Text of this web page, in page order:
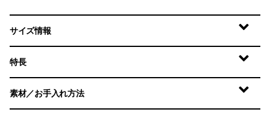
サイズ情報
特長
素材／お手入れ方法